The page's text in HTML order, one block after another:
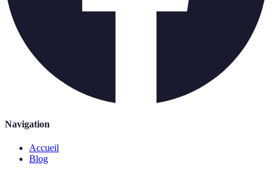
Navigation
Accueil
Blog